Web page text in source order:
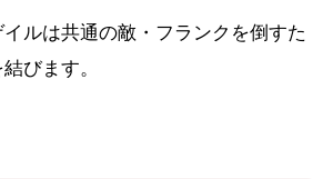
ルは共通の敵・フランクを倒すた
びます。